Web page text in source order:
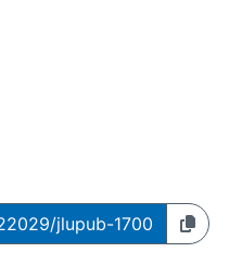
jlupub-1700